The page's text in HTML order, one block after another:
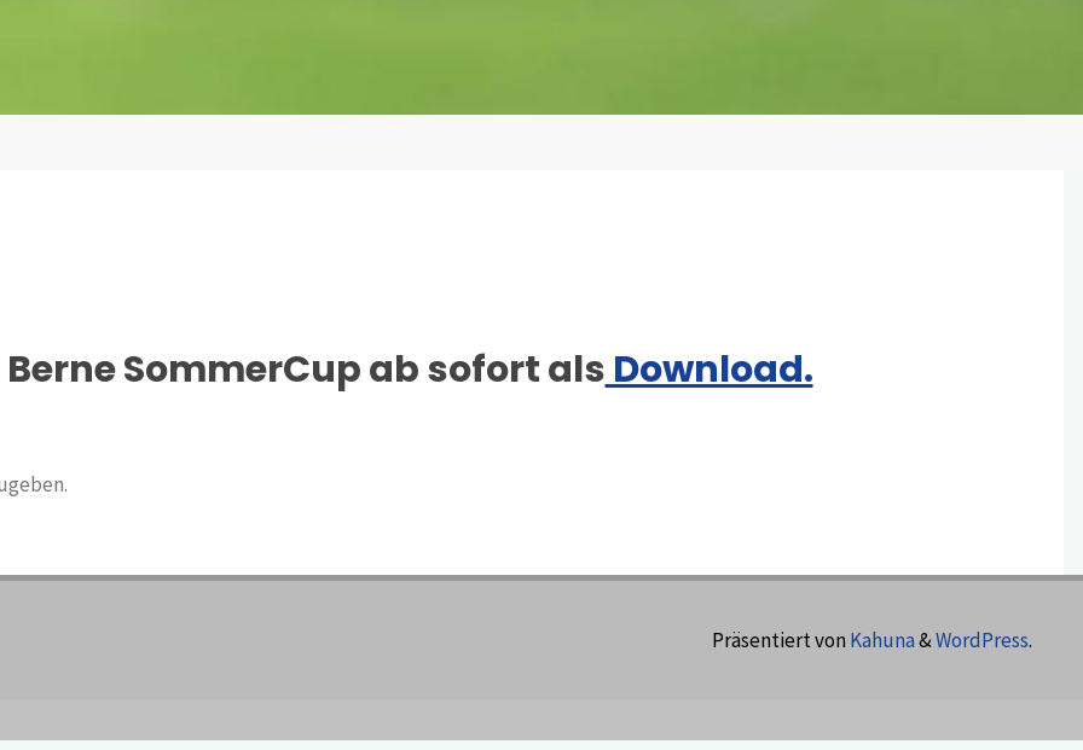
SommerCup ab sofort als Download.
Präsentiert vonKahuna&WordPress.